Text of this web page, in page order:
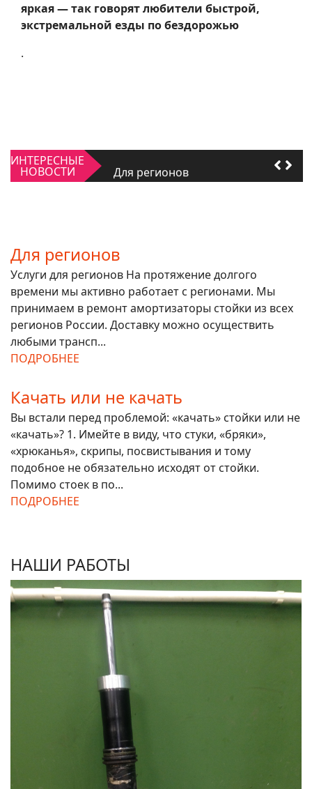
яркая — так говорят любители быстрой,
экстремальной езды по бездорожью
.
ИНТЕРЕСНЫЕ
НОВОСТИ Для регионов
Для регионов
Услуги для регионов На протяжение долгого
времени мы активно работает с регионами. Мы
принимаем в ремонт амортизаторы стойки из всех
регионов России. Доставку можно осуществить
любыми трансп...
ПОДРОБНЕЕ
Качать или не качать
Вы встали перед проблемой: «качать» стойки или не
«качать»? 1. Имейте в виду, что стуки, «бряки»,
«хрюканья», скрипы, посвистывания и тому
подобное не обязательно исходят от стойки.
Помимо стоек в по...
ПОДРОБНЕЕ
НАШИ РАБОТЫ